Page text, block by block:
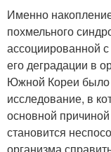
Именно
похмельного
ассоциированной
его деградации в
Южной Кореи было
исследование, в
основной
становится